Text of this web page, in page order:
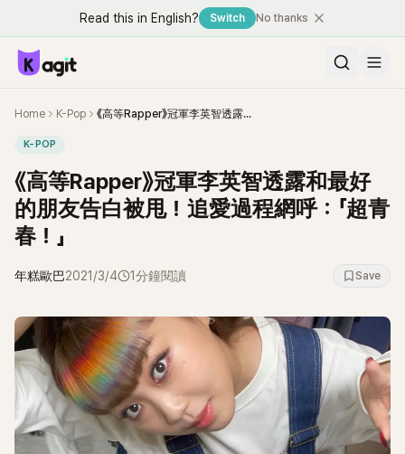
Read this in English? Switch No thanks
Home K-Pop 《高等Rapper》冠軍李英智透露和最好的朋友告白被甩！追愛過程網呼：「超青春！」
K-POP
《高等Rapper》冠軍李英智透露和最好
的朋友告白被甩！追愛過程網呼：「超青
春！」
年糕歐巴2021/3/4 1分鐘閱讀 Save